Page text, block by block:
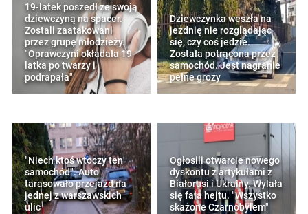
19-latek poszedł ze swoją
dziewczyną na spacer.
Zostali zaatakowani
przez grupę młodzieży.
"Oprawczyni okładała 19-
latka po twarzy i
podrapała"
Dziewczynka weszła na
jezdnię nie rozglądając
się, czy coś jedzie.
Została potrącona przez
samochód. Jest nagranie
pełne grozy
"Niech ktoś wtoczy ten
samochód". Auto
tarasowało przejazd na
jednej z warszawskich
ulic
Ogłosili otwarcie nowego
dyskontu z artykułami z
Białorusi i Ukrainy. Wylała
się fala hejtu. "Wszystko
skażone Czarnobylem"